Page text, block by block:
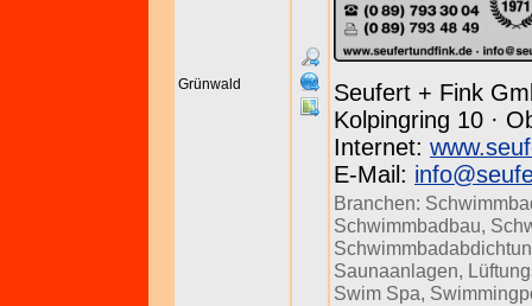
Grünwald
Seufert + Fink
Kolpingring 10 ·
Internet:
E-Mail:
Branchen:
Schwimmbadbau,
Saunaanlagen,
Swim Spa,